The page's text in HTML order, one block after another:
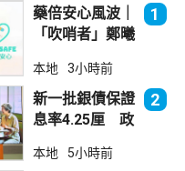
藥倍安心風波｜
「吹哨者」鄭曦
進行刑事調查
1
本地 3小時前
新一批銀債保證
息率4.25厘 政
吸引力
2
本地 5小時前